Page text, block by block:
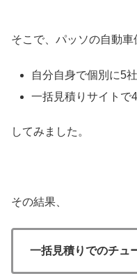
そこで、パッソの自動車
自分自身で個別に5
一括見積りサイトで
してみました。
その結果、
一括見積りでのチュ